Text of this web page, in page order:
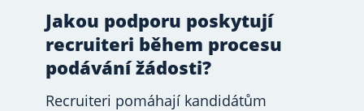
Jakou podporu poskytují
recruiteri během procesu
podávání žádosti?
Recruiteri pomáhají kandidátům